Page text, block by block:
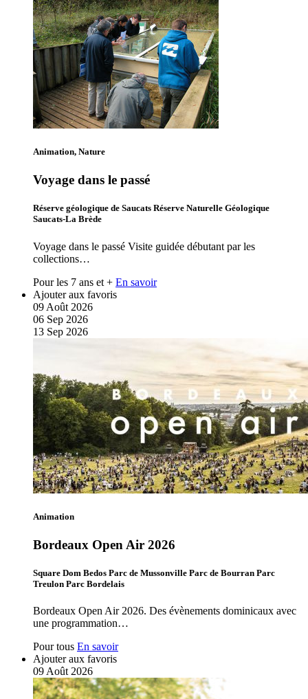
Animation, Nature
Voyage dans le passé
Réserve géologique de Saucats Réserve Naturelle Géologique
Saucats-La Brède
Voyage dans le passé Visite guidée débutant par les
collections…
Pour les 7 ans et + En savoir
Ajouter aux favoris
09 Août 2026
06 Sep 2026
13 Sep 2026
Animation
Bordeaux Open Air 2026
Square Dom Bedos Parc de Mussonville Parc de Bourran Parc
Treulon Parc Bordelais
Bordeaux Open Air 2026. Des évènements dominicaux avec
une programmation…
Pour tous En savoir
Ajouter aux favoris
09 Août 2026